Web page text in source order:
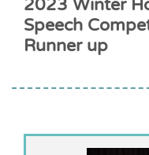
2023 Winter
Speech
Runner up